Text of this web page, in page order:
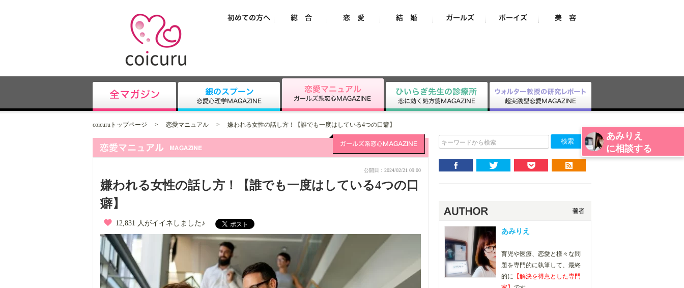
あみりえ
に相談する
coicuruトップページ > 恋愛マニュアル > 嫌われる女性の話し方！【誰でも一度はしている4つの口癖】
公開日：2024/02/21 09:00
嫌われる女性の話し方！【誰でも一度はしている4つの口
癖】
12,831 人がイイネしました♪
キーワードから検索
あみりえ
育児や医療、恋愛と様々な問
題を専門的に執筆して、最終
的に 【解決を得意とした専門